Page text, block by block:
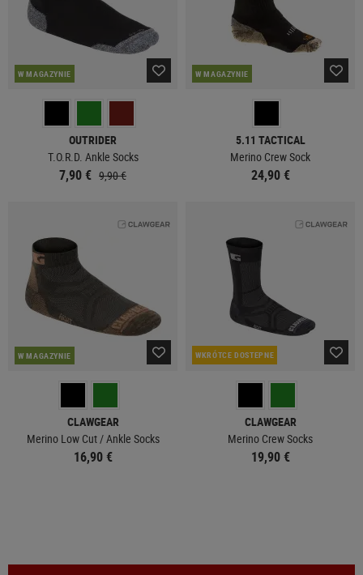
W MAGAZYNIE
OUTRIDER
T.O.R.D. Ankle Socks
7,90 € 9,90 €
W MAGAZYNIE
5.11 TACTICAL
Merino Crew Sock
24,90 €
W MAGAZYNIE
CLAWGEAR
Merino Low Cut / Ankle Socks
16,90 €
WKRÓTCE DOSTEPNE
CLAWGEAR
Merino Crew Socks
19,90 €